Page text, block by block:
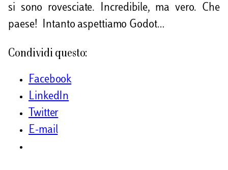
si sono rovesciate. Incredibile, ma vero. Che
paese! Intanto aspettiamo Godot…
Condividi questo:
Facebook
LinkedIn
Twitter
E-mail